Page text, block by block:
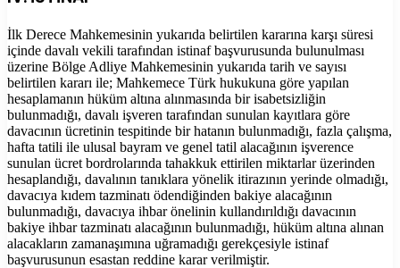
İlk Derece Mahkemesinin yukarıda belirtilen kararına karşı süresi
içinde davalı vekili tarafından istinaf başvurusunda bulunulması
üzerine Bölge Adliye Mahkemesinin yukarıda tarih ve sayısı
belirtilen kararı ile; Mahkemece Türk hukukuna göre yapılan
hesaplamanın hüküm altına alınmasında bir isabetsizliğin
bulunmadığı, davalı işveren tarafından sunulan kayıtlara göre
davacının ücretinin tespitinde bir hatanın bulunmadığı, fazla çalışma,
hafta tatili ile ulusal bayram ve genel tatil alacağının işverence
sunulan ücret bordrolarında tahakkuk ettirilen miktarlar üzerinden
hesaplandığı, davalının tanıklara yönelik itirazının yerinde olmadığı,
davacıya kıdem tazminatı ödendiğinden bakiye alacağının
bulunmadığı, davacıya ihbar önelinin kullandırıldığı davacının
bakiye ihbar tazminatı alacağının bulunmadığı, hüküm altına alınan
alacakların zamanaşımına uğramadığı gerekçesiyle istinaf
başvurusunun esastan reddine karar verilmiştir.